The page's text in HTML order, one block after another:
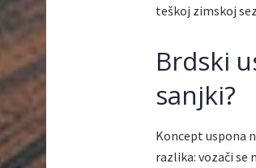
teškoj zimskoj
Brdski
sanjki?
Koncept uspona
razlika: vozači se